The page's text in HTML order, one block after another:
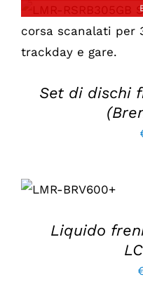
Set di dischi
CARRELLO
Liquido